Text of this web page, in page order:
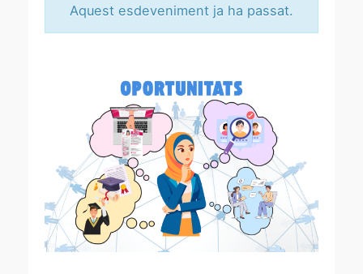
Aquest esdeveniment ja ha passat.
S
O
R